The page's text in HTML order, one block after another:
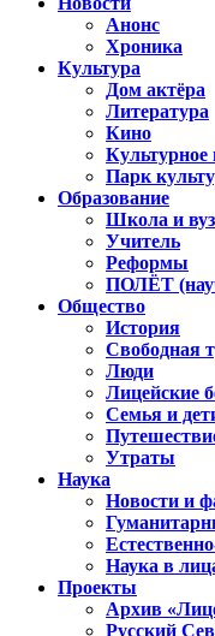
Анонс
Хроника
Культура
Дом актёра
Литература
Кино
Культурное
Парк
Образование
Школа и вуз
Учитель
Реформы
ПОЛЁТ
Общество
История
Свободная
Люди
Лицейские
Семья и
Утраты
Наука
Новости и
Наука в
Проекты
Архив
Русский